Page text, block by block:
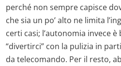
perché non sempre capisce
che sia un po’ alto ne limita
certi casi; l’autonomia invece
“divertirci” con la pulizia in
da telecomando. Per il resto,